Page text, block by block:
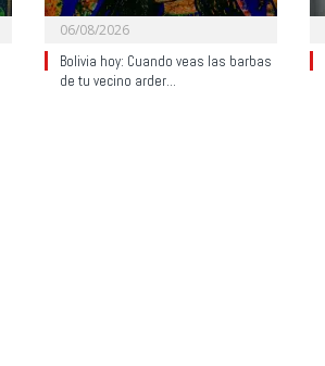
06/08/2026
Bolivia hoy: Cuando veas las barbas
de tu vecino arder…